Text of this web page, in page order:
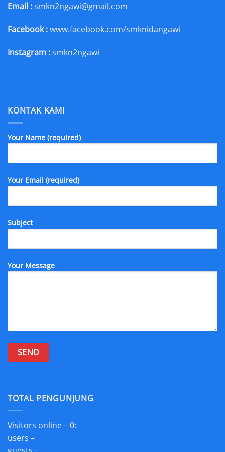
Email :smkn2ngawi@gmail.com
Facebook :www.facebook.com/smknidangawi
Instagram :smkn2ngawi
KONTAK KAMI
Your Name (required)
Your Email (required)
Subject
Your Message
TOTAL PENGUNJUNG
Visitors online – 0:
users –